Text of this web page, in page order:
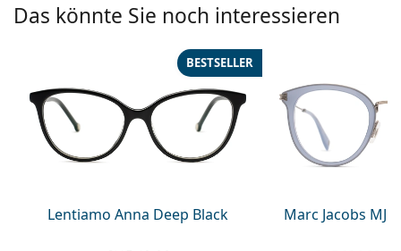
Das könnte Sie noch interessieren
Lentiamo Anna Deep Black
BESTSELLER
Marc Jacobs MJ